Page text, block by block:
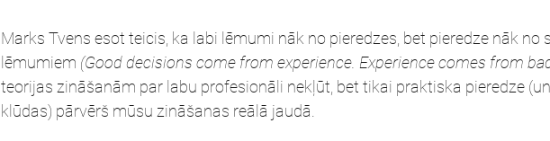
Marks Tvens esot teicis, ka labi lēmumi nāk no pieredzes, bet pieredze nāk no
lēmumiem (Good decisions come from experience. Experience comes from
teorijas zināšanām par labu profesionāli nekļūt, bet tikai praktiska pieredze
klūdas) pārvērš mūsu zināšanas reālā jaudā.